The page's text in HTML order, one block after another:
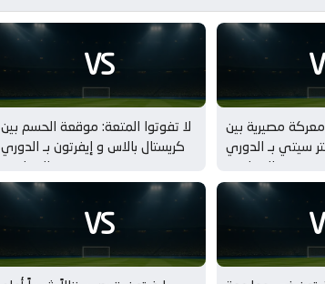
VS
لا تفوتوا المتعة: موقعة الحسم بين
كريستال بالاس و إيفرتون بـ الدوري
الإنجليزي
معركة مصيرية بين
سيتي بـ الدوري
الإنجليزي
VS